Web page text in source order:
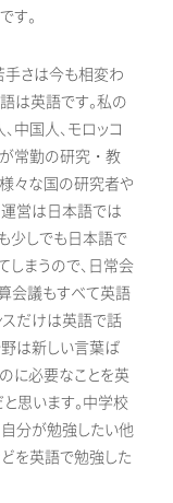
す。
さは今も相変わ
は英語です。私の
中国人、モロッコ
が常勤の研究・教
様々な国の研究者や
営は日本語では
少しでも日本語で
しまうので、日常会
会議もすべて英語
スだけは英語で話
野は新しい言葉ば
に必要なことを英
思います。中学校
自分が勉強したい他
を英語で勉強した